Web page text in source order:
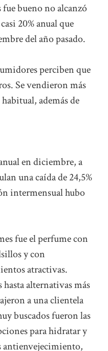
bueno no alcanzó
20% anual que
del año pasado.
perciben que
Se vendieron más
además de
en diciembre, a
una caída de 24,5%
intermensual hubo
fue el perfume con
y con
atractivas.
hasta alternativas más
a una clientela
buscados fueron las
para hidratar y
antienvejecimiento,